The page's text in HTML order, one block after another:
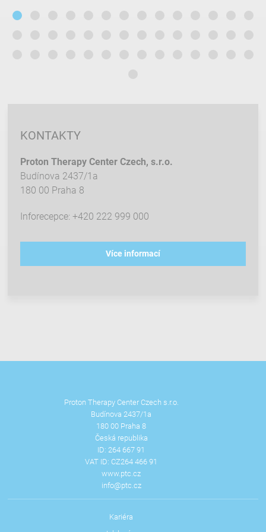
KONTAKTY
Proton Therapy Center Czech, s.r.o.
Budínova 2437/1a
180 00 Praha 8
Inforecepce: +420 222 999 000
Více informací
Proton Therapy Center Czech s.r.o.
Budínova 2437/1a
180 00 Praha 8
Česká republika
ID: 264 667 91
VAT ID: CZ264 466 91
www.ptc.cz
info@ptc.cz
Kariéra